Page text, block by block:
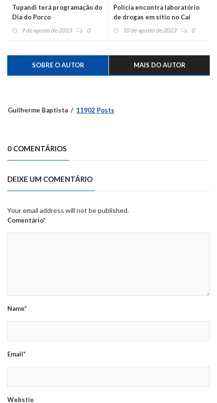
Tupandi terá programação do
Dia do Porco
9 de agosto de 2023 0
Polícia encontra laboratório
de drogas em sítio no Caí
10 de agosto de 2023 0
SOBRE O AUTOR MAIS DO AUTOR
Guilherme Baptista 11902 Posts
0 COMENTÁRIOS
DEIXE UM COMENTÁRIO
Your email address will not be published.
Comentário*
Name*
Email*
Webstie